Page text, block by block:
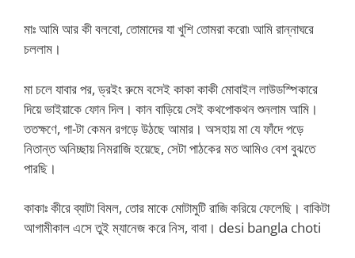
মাঃ আমি আর কী বলবো, তোমাদের যা খুশি তোমরা করো৷ আমি রান্নাঘরে
চললাম।
মা চলে যাবার পর, ড্রইং রুমে বসেই কাকা কাকী মোবাইল লাউডস্পিকারে
দিয়ে ভাইয়াকে ফোন দিল। কান বাড়িয়ে সেই কথপোকথন শুনলাম আমি।
ততক্ষণে, গা-টা কেমন রগড়ে উঠছে আমার। অসহায় মা যে ফাঁদে পড়ে
নিতান্ত অনিচ্ছায় নিমরাজি হয়েছে, সেটা পাঠকের মত আমিও বেশ বুঝতে
পারছি।
কাকাঃ কীরে ব্যাটা বিমল, তোর মাকে মোটামুটি রাজি করিয়ে ফেলেছি। বাকিটা
আগামীকাল এসে তুই ম্যানেজ করে নিস, বাবা। desi bangla choti